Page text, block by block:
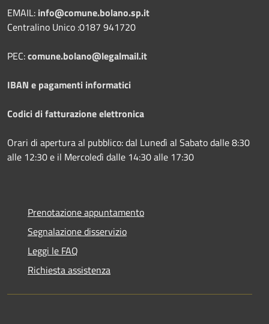
EMAIL: info@comune.bolano.sp.it
Centralino Unico :0187 941720
PEC:comune.bolano@legalmail.it
IBAN e pagamenti informatici
Codici di fatturazione elettronica
Orari di apertura al pubblico: dal Lunedì al Sabato dalle 8:30
alle 12:30 e il Mercoledì dalle 14:30 alle 17:30
Prenotazione appuntamento
Segnalazione disservizio
Leggi le FAQ
Richiesta assistenza